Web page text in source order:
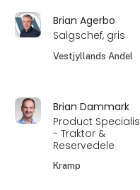
Brian Agerbo
Salgschef, gris
Vestjyllands Andel
Brian Dammark
Product
- Traktor &
Reservedele
Kramp